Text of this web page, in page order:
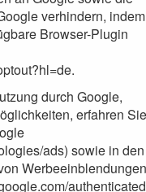
verhindern, indem
Browser-Plugin
durch Google,
erfahren
ads) sowie in den